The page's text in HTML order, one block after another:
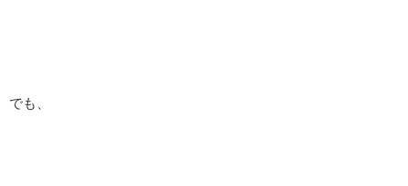
でも、